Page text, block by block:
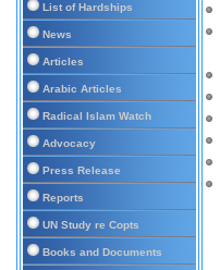
List of Hardships
News
Articles
Arabic Articles
Radical Islam Watch
Advocacy
Press Release
Reports
UN Study re Copts
Books and Documents